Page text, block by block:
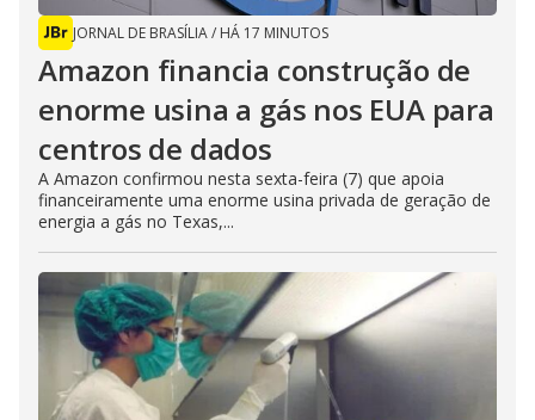
JORNAL DE BRASÍLIA/ HÁ 17 MINUTOS
Amazon financia construção de
enorme usina a gás nos EUA para
centros de dados
A Amazon confirmou nesta sexta-feira (7) que apoia
financeiramente uma enorme usina privada de geração de
energia a gás no Texas,...